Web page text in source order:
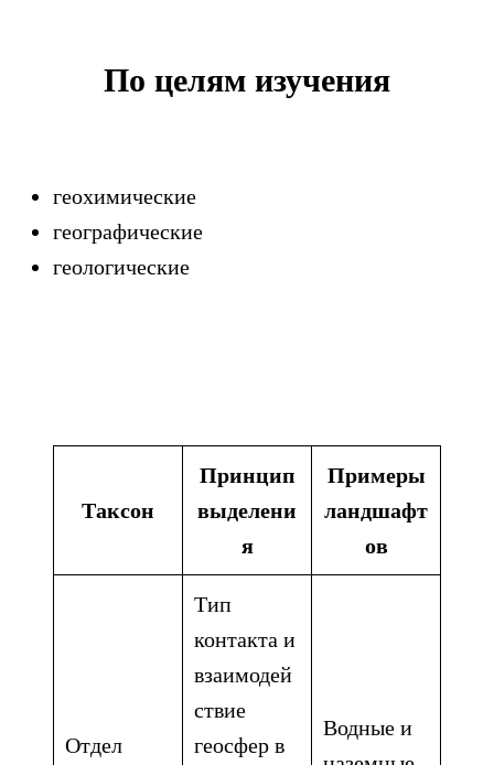
По целям изучения
геохимические
географические
геологические
Таксон
Принцип
выделени
я
Примеры
ландшафт
ов
Отдел
Тип
контакта и
взаимодей
ствие
геосфер в
Водные и